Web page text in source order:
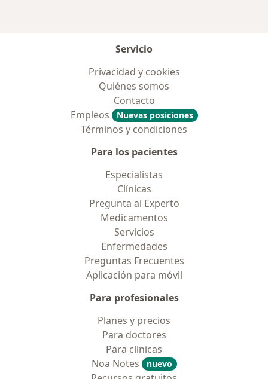
Servicio
Privacidad y cookies
Quiénes somos
Contacto
Empleos
Nuevas posiciones
Términos y condiciones
Para los pacientes
Especialistas
Clínicas
Pregunta al Experto
Medicamentos
Servicios
Enfermedades
Preguntas Frecuentes
Aplicación para móvil
Para profesionales
Planes y precios
Para doctores
Para clinicas
Noa Notes
nuevo